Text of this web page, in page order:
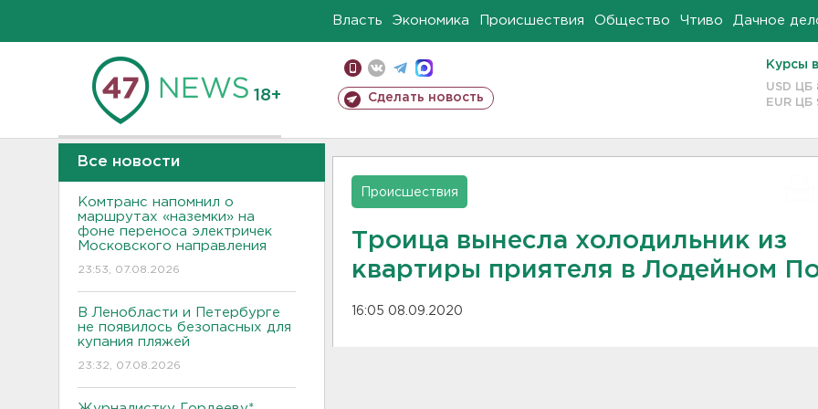
Власть Экономика Происшествия Общество Чтиво Дачное
18+ Сделать новость
Курсы
USD ЦБ
EUR ЦБ
Все новости
Комтранс напомнил о
маршрутах «наземки» на
фоне переноса электричек
Московского направления
23:53, 07.08.2026
В Ленобласти и Петербурге
не появилось безопасных для
купания пляжей
23:32, 07.08.2026
Происшествия
Троица вынесла холодильник из
квартиры приятеля в Лодейном
16:05 08.09.2020